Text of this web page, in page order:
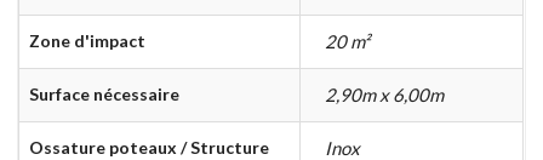
Zone d'impact 20 m²
Surface nécessaire 2,90m x 6,00m
Ossature poteaux / Structure Inox